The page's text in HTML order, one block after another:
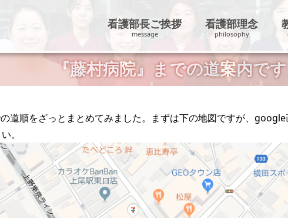
看護部長ご挨拶 看護部理念
『藤村病院』までの道案内です​
道順をざっとまとめてみました。まずは下の地図ですが、
。